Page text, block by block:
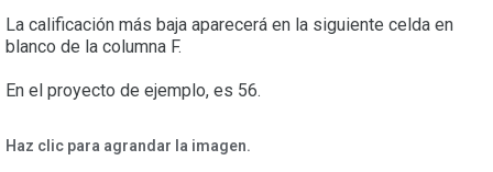
La calificación más baja aparecerá en la siguiente celda en
blanco de la columna F.
En el proyecto de ejemplo, es 56.
Haz clic para agrandar la imagen.